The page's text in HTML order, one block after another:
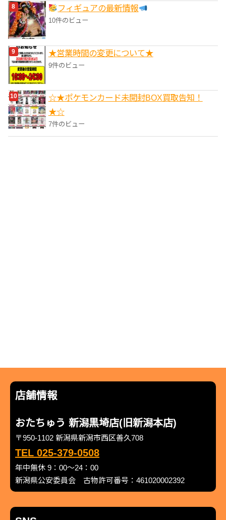
フィギュアの最新情報
10件のビュー
★営業時間の変更について★
9件のビュー
☆★ポケモンカード未開封BOX買取告知！
★☆
7件のビュー
店舗情報
おたちゅう 新潟黒埼店(旧新潟本店)
〒950-1102 新潟県新潟市西区善久708
TEL 025-379-0508
年中無休 9：00～24：00
新潟県公安委員会 古物許可番号：461020002392